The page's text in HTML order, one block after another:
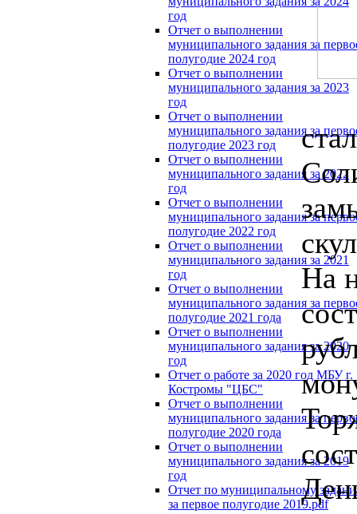
год
Отчет о выполнении
муниципального задания за
полугодие 2024 год
Отчет о выполнении
муниципального задания за 2023
год
Отчет о выполнении
муниципального задания за
полугодие 2023 год
Отчет о выполнении
муниципального задания за 2022
год
Отчет о выполнении
муниципального задания за
полугодие 2022 год
Отчет о выполнении
муниципального задания за 2021
год
Отчет о выполнении
муниципального задания за
полугодие 2021 года
Отчет о выполнении
муниципального задания за 2020
год
Отчет о работе за 2020 год МБУ г.
Костромы "ЦБС"
Отчет о выполнении
муниципального задания за
полугодие 2020 года
Отчет о выполнении
муниципального задания за 2019
год
Отчет по муниципальному
за первое полугодие 2019.pdf
На